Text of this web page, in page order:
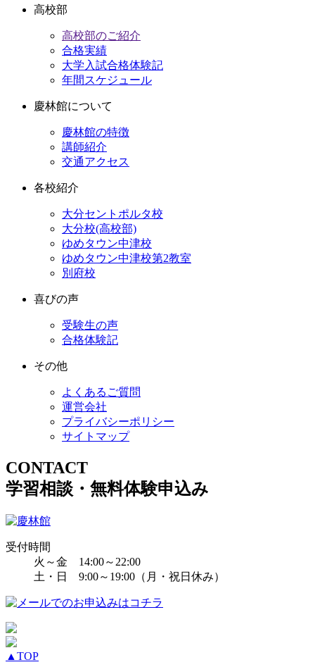
高校部
高校部のご紹介
合格実績
大学入試合格体験記
年間スケジュール
慶林館について
慶林館の特徴
講師紹介
交通アクセス
各校紹介
大分セントポルタ校
大分校(高校部)
ゆめタウン中津校
ゆめタウン中津校第2教室
別府校
喜びの声
受験生の声
合格体験記
その他
よくあるご質問
運営会社
プライバシーポリシー
サイトマップ
CONTACT
学習相談・無料体験申込み
受付時間
火～金 14:00～22:00
土・日 9:00～19:00（月・祝日休み）
▲ TOP